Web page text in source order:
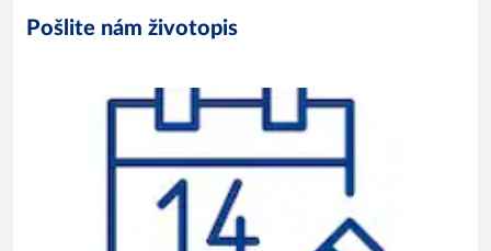
Pošlite nám životopis